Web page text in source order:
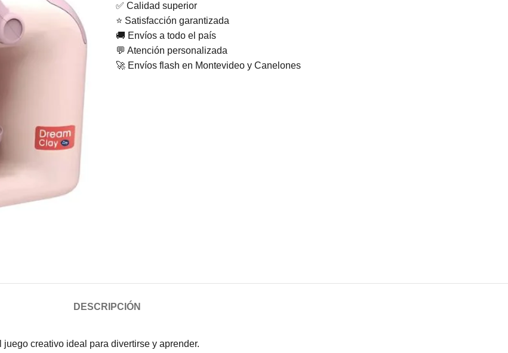
✅ Calidad superior
⭐ Satisfacción garantizada
🚚 Envíos a todo el país
💬 Atención personalizada
🚀 Envíos flash en Montevideo y Canelones
DESCRIPCIÓN
creativo ideal para divertirse y aprender.